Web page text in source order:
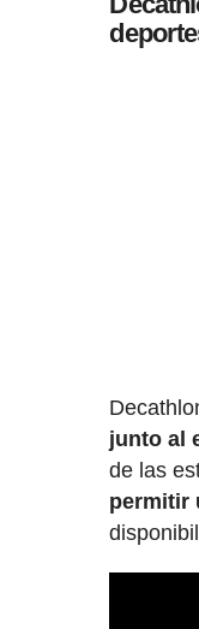
junto al
de las
permitir